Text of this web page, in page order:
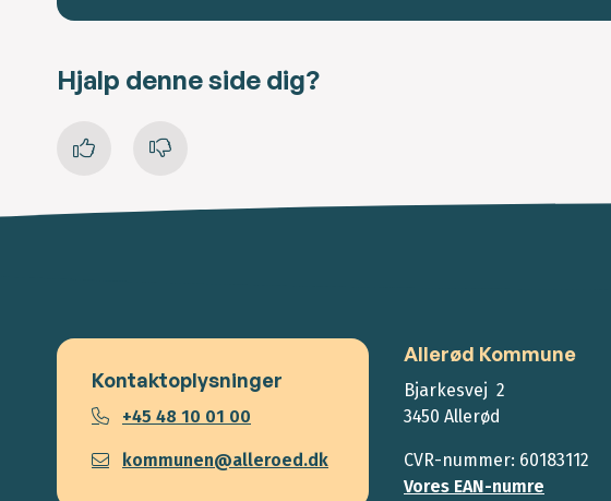
Hjalp denne side dig?
Kontaktoplysninger
+45 48 10 01 00
kommunen@alleroed.dk
Allerød Kommune
Bjarkesvej 2
3450 Allerød
CVR-nummer: 60183112
Vores EAN-numre